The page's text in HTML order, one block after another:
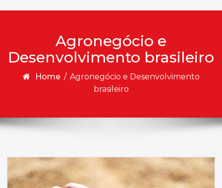
Agronegócio e
Desenvolvimento brasileiro
Home / Agronegócio e Desenvolvimento
brasileiro